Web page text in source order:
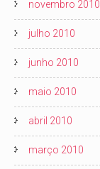
novembro 2010
julho 2010
junho 2010
maio 2010
abril 2010
março 2010